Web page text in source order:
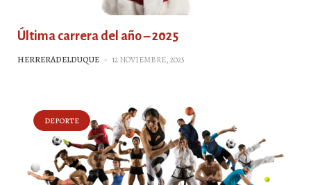
Última carrera del año – 2025
HERRERADELDUQUE - 12 NOVIEMBRE, 2025
DEPORTE